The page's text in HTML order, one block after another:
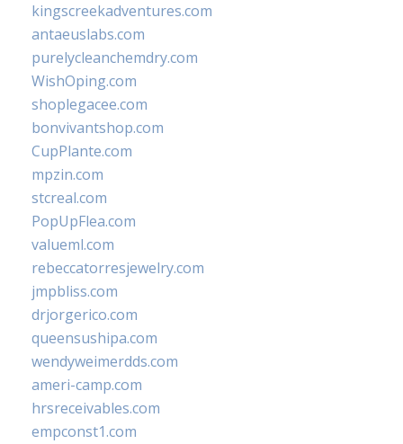
kingscreekadventures.com
antaeuslabs.com
purelycleanchemdry.com
WishOping.com
shoplegacee.com
bonvivantshop.com
CupPlante.com
mpzin.com
stcreal.com
PopUpFlea.com
valueml.com
rebeccatorresjewelry.com
jmpbliss.com
drjorgerico.com
queensushipa.com
wendyweimerdds.com
ameri-camp.com
hrsreceivables.com
empconst1.com